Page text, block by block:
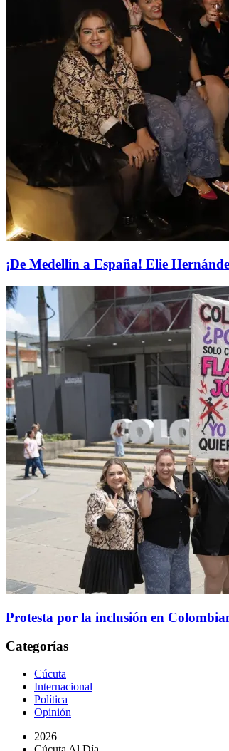
¡De Medellín a España! Elie
Protesta por la inclusión en
Categorías
Cúcuta
Internacional
Política
Opinión
2026